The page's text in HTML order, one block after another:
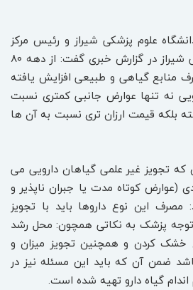
علوم پزشکی شیراز و رئیس مرکز
تحقیقات شیمی و گیاهی شیراز در گزارش خبری گفت: از دهه ۸۰
منابع گیاهی و طبیعی افزایش یافته
نه تنها عوارض جانبی کمتری نسبت
بلکه قیمت ارزان تری نسبت به آن ها
که تجویز غیر علمی گیاهان دارویی می
(عوارض کوتاه مدت یا جبران ناپذیر و
مصرف این نوع داروها باید با تجویز
پزشک به نکاتی همچون: محل رشد
خشک کردن و همچنین تجویز میزان و
ضمن آن که باید این مسئله نیز در
گیاه دارو تهیه شده است.